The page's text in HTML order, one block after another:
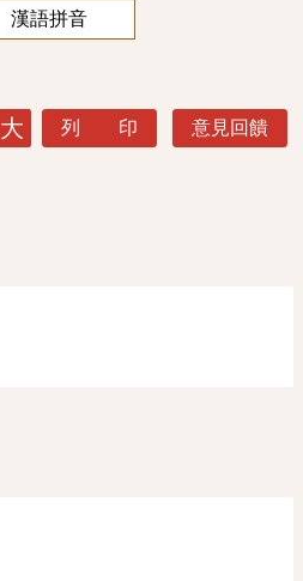
漢語拼音
大 列 印 意見回饋